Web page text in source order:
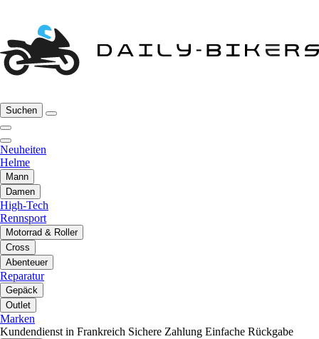
Suchen
Neuheiten
Helme
Mann
Damen
High-Tech
Rennsport
Motorrad & Roller
Cross
Abenteuer
Reparatur
Gepäck
Outlet
Marken
Kundendienst in Frankreich Sichere Zahlung Einfache Rückgabe